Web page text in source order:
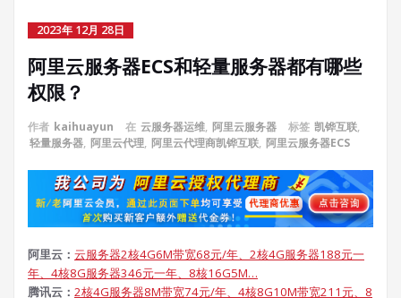
2023年 12月 28日
阿里云服务器ECS和轻量服务器都有哪些
权限？
作者 kaihuayun 在 云服务器运维, 阿里云服务器 标签 凯铧互联,
轻量服务器, 阿里云代理, 阿里云代理商凯铧互联, 阿里云服务器ECS
阿里云： 云服务器2核4G6M带宽68元/年、2核4G服务器188元一
年、4核8G服务器346元一年、8核16G5M…
腾讯云： 2核4G服务器8M带宽74元/年、4核8G10M带宽211元、8